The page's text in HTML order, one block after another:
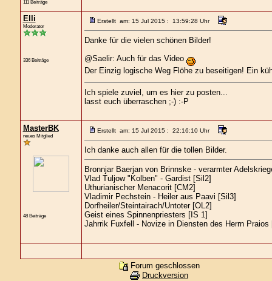
111 Beiträge
Elli
Moderator
336 Beiträge
Erstellt am: 15 Jul 2015 : 13:59:28 Uhr
Danke für die vielen schönen Bilder!
@Saelir: Auch für das Video
Der Einzig logische Weg Flöhe zu beseitigen! Ein
Ich spiele zuviel, um es hier zu posten...
lasst euch überraschen ;-) :-P
MasterBK
neues Mitglied
48 Beiträge
Erstellt am: 15 Jul 2015 : 22:16:10 Uhr
Ich danke auch allen für die tollen Bilder.
Bronnjar Baerjan von Brinnske - verarmter
Vlad Tuljow "Kolben" - Gardist [Sil2]
Uthurianischer Menacorit [CM2]
Vladimir Pechstein - Heiler aus Paavi [Sil3]
Dorfheiler/Steintairach/Untoter [OL2]
Geist eines Spinnenpriesters [IS 1]
Jahrrik Fuxfell - Novize in Diensten des Herrn Praios
Forum geschlossen
Druckversion